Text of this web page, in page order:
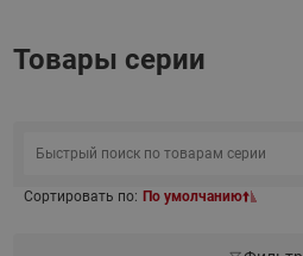
Товары серии
Сортировать по: По умолчанию